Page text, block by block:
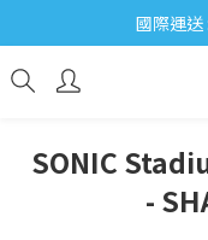
國際運送
SONIC
-